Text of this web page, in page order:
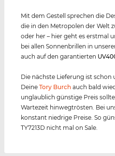
Mit dem Gestell sprechen die
die in den Metropolen der Welt
oder her – hier geht es erstmal
bei allen Sonnenbrillen in
auch auf den garantierten
Die nächste Lieferung ist
DeineTory Burch auch bald
unglaublich günstige Preis
Wartezeit hinwegtrösten. Bei
konstant niedrige Preise. So
TY7213D nicht mal on Sale.